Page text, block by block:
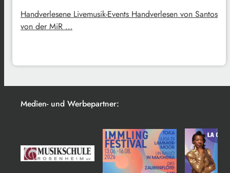
Handverlesene Livemusik-Events Handverlesen von Santos
von der MiR …
Medien- und Werbepartner: